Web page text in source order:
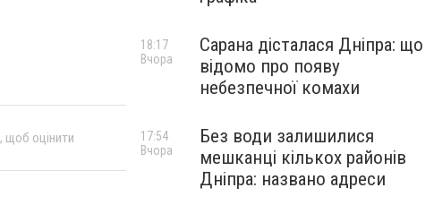
, щоб оцінити
Сарана дісталася Дніпра: що
відомо про появу
небезпечної комахи
18:17
Вчора
Без води залишилися
мешканці кількох районів
Дніпра: названо адреси
17:54
Вчора